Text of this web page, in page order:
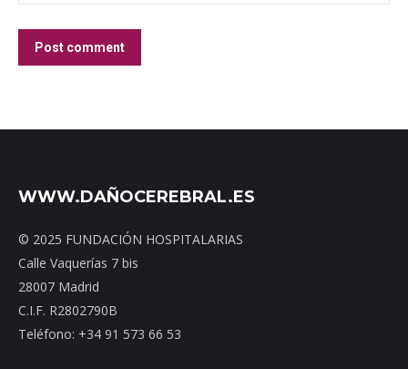
Post comment
WWW.DAÑOCEREBRAL.ES
© 2025 FUNDACIÓN HOSPITALARIAS
Calle Vaquerías 7 bis
28007 Madrid
C.I.F. R2802790B
Teléfono: +34 91 573 66 53